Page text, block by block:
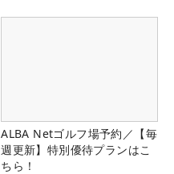
ALBA Netゴルフ場予約／【毎
週更新】特別優待プランはこ
ちら！